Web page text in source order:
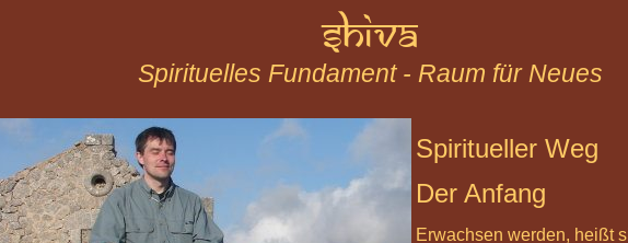
Shiva
Spirituelles Fundament - Raum für Neues
Spiritueller Weg
Der Anfang
Erwachsen werden, heißt